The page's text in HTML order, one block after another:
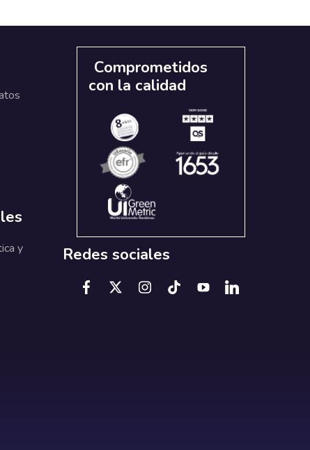
y
Comprometidos
con la calidad
Redes sociales